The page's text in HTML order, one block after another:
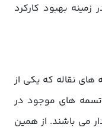
زمینه بهبود کارکرد
نقاله که یکی از
تسمه های موجود در
می باشند. از همین